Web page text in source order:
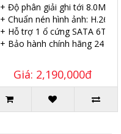
+ Độ phân giải ghi tới 8.0MP.
+ Chuẩn nén hình ảnh: H.265.
+ Hỗ trợ 1 ổ cứng SATA 6TB.
+ Bảo hành chính hãng 24
Giá: 2,190,000đ